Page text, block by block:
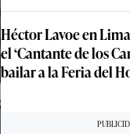
Héctor Lavoe en
el ‘Cantante de los
bailar a la Feria del